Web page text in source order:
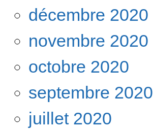
décembre 2020
novembre 2020
octobre 2020
septembre 2020
juillet 2020